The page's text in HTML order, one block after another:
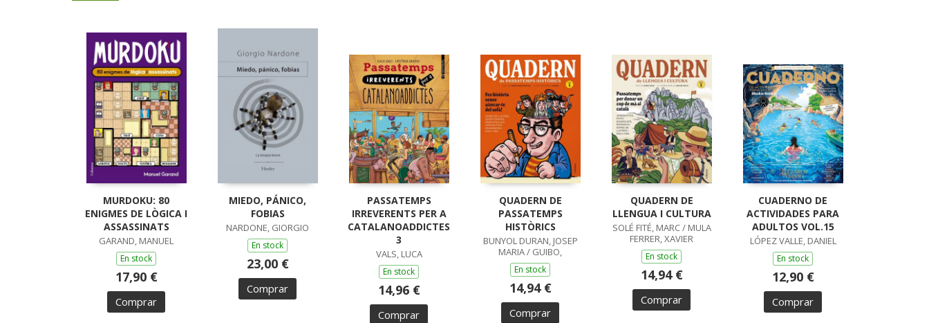
MURDOKU: 80
ENIGMES DE LÒGICA I
ASSASSINATS
GARAND, MANUEL
En stock
17,90 €
Comprar
MIEDO, PÁNICO,
FOBIAS
NARDONE, GIORGIO
En stock
23,00 €
Comprar
PASSATEMPS
IRREVERENTS PER A
CATALANOADDICTES
3
VALS, LUCA
En stock
14,96 €
Comprar
QUADERN DE
PASSATEMPS
HISTÒRICS
BUNYOL DURAN, JOSEP
MARIA / GUIBO,
En stock
14,94 €
Comprar
QUADERN DE
LLENGUA I CULTURA
SOLÉ FITÉ, MARC / MULA
FERRER, XAVIER
En stock
14,94 €
Comprar
CUADERNO DE
ACTIVIDADES PARA
ADULTOS VOL.15
LÓPEZ VALLE, DANIEL
En stock
12,90 €
Comprar